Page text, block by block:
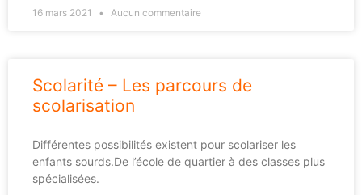
16 mars 2021 Aucun commentaire
Scolarité – Les parcours de
scolarisation
Différentes possibilités existent pour scolariser les
enfants sourds.De l’école de quartier à des classes plus
spécialisées.